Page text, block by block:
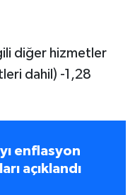
diğer hizmetler
dahil) -1,28
enflasyon
açıklandı